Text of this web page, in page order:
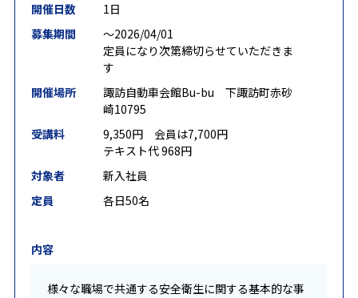
開催日数
1日
募集期間
〜2026/04/01
定員になり次第締切らせていただきま
す
開催場所
諏訪自動車会館Bu-bu 下諏訪町赤砂
崎10795
受講料
9,350円 会員は7,700円
テキスト代 968円
対象者
新入社員
定員
各日50名
内容
様々な職場で共通する安全衛生に関する基本的な事